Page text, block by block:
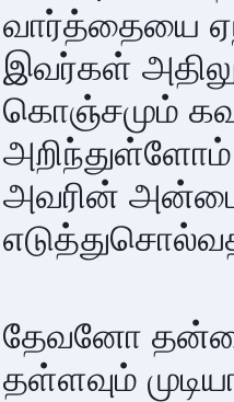
வார்த்தையை
இவர்கள்
கொஞ்சமும்
அவரின்
தேவனோ
தள்ளவும்